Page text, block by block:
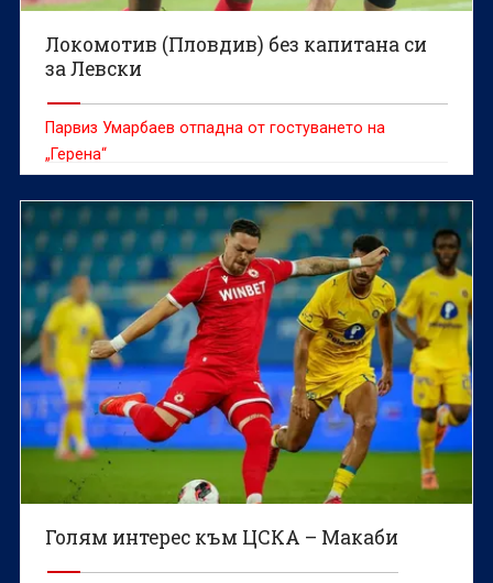
Локомотив (Пловдив) без капитана си
за Левски
Парвиз Умарбаев отпадна от гостуването на
„Герена“
Голям интерес към ЦСКА – Макаби